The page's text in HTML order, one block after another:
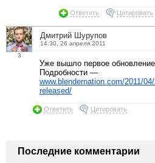
Ответить Цитировать
3
Дмитрий Шурупов
14:30, 26 апреля 2011
Уже вышло первое
Подробности —
www.blendernation.com/2011/
released/
Ответить Цитировать
Последние комментарии